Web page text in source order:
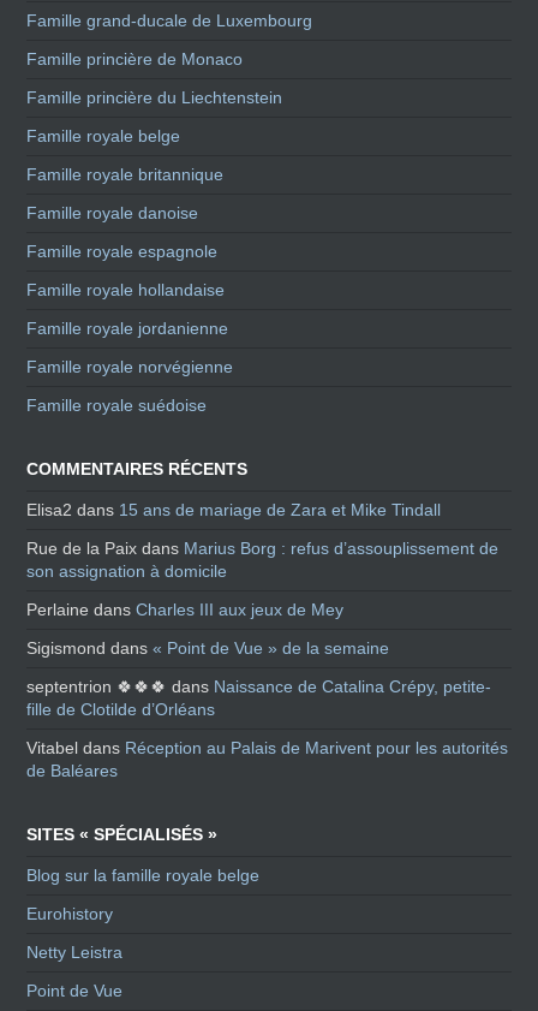
Famille grand-ducale de Luxembourg
Famille princière de Monaco
Famille princière du Liechtenstein
Famille royale belge
Famille royale britannique
Famille royale danoise
Famille royale espagnole
Famille royale hollandaise
Famille royale jordanienne
Famille royale norvégienne
Famille royale suédoise
COMMENTAIRES RÉCENTS
Elisa2 dans 15 ans de mariage de Zara et Mike Tindall
Rue de la Paix dans Marius Borg : refus d’assouplissement de
son assignation à domicile
Perlaine dansCharles III aux jeux de Mey
Sigismond dans« Point de Vue » de la semaine
septentrion 🍀🍀🍀 dans Naissance de Catalina Crépy, petite-
fille de Clotilde d’Orléans
Vitabel dans Réception au Palais de Marivent pour les autorités
de Baléares
SITES « SPÉCIALISÉS »
Blog sur la famille royale belge
Eurohistory
Netty Leistra
Point de Vue